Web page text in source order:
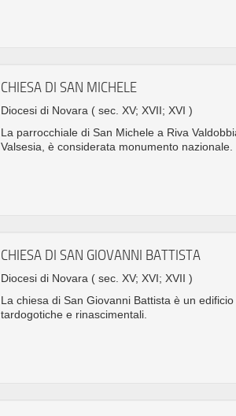
CHIESA DI SAN MICHELE
Diocesi di Novara ( sec. XV; XVII; XVI )
La parrocchiale di San Michele a Riva
Valsesia, è considerata monumento nazionale.
CHIESA DI SAN GIOVANNI BATTISTA
Diocesi di Novara ( sec. XV; XVI; XVII )
La chiesa di San Giovanni Battista è un
tardogotiche e rinascimentali.